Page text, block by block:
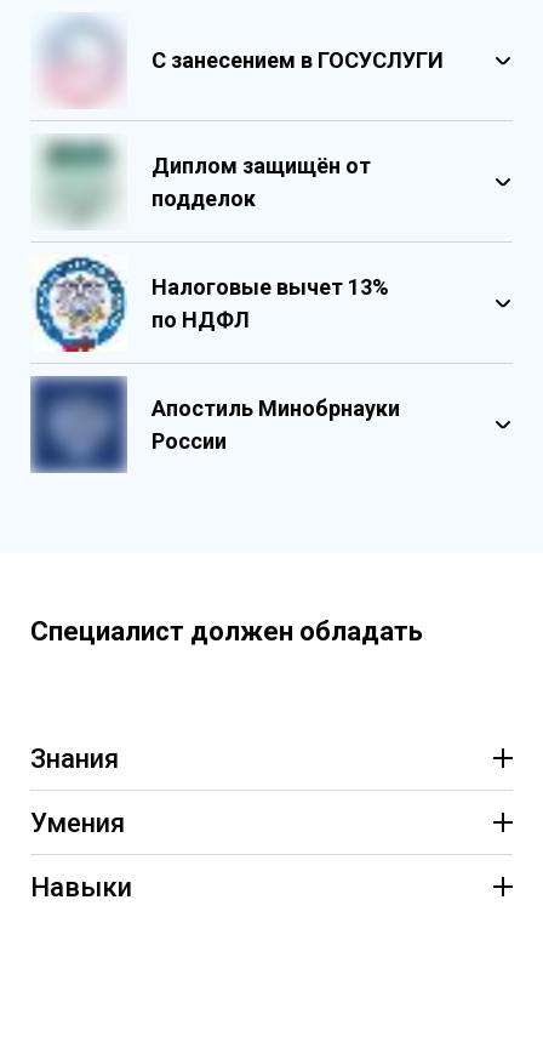
С занесением в ГОСУСЛУГИ
Диплом защищён от
подделок
защиты
Государственными реестровыми
элементы защиты
Налоговые вычет 13%
по НДФЛ
Апостиль Минобрнауки
России
Специалист должен обладать
Знания
Умения
Навыки